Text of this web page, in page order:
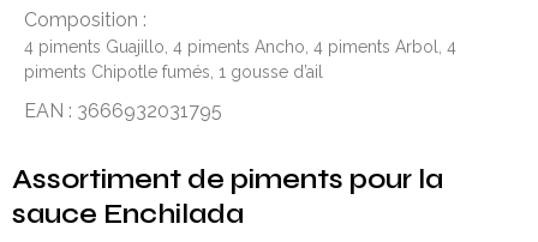
Composition :
4 piments Guajillo, 4 piments Ancho, 4 piments Arbol, 4
piments Chipotle fumés, 1 gousse d’ail
EAN : 3666932031795
Assortiment de piments pour la
sauce Enchilada